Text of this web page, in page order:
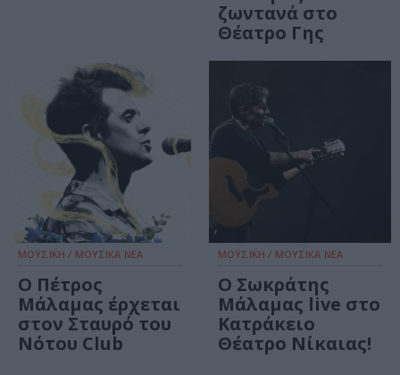
ζωντανά στο
Θέατρο Γης
ΜΟΥΣΙΚΗ / ΜΟΥΣΙΚΑ ΝΕΑ
Ο Πέτρος
Μάλαμας έρχεται
στον Σταυρό του
Νότου Club
ΜΟΥΣΙΚΗ / ΜΟΥΣΙΚΑ ΝΕΑ
Ο Σωκράτης
Μάλαμας live στο
Κατράκειο
Θέατρο Νίκαιας!